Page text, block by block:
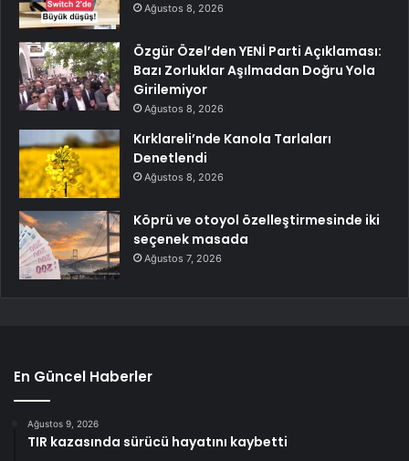
Ağustos 8, 2026
Özgür Özel’den YENİ Parti Açıklaması:
Bazı Zorluklar Aşılmadan Doğru Yola
Girilemiyor
Ağustos 8, 2026
Kırklareli’nde Kanola Tarlaları
Denetlendi
Ağustos 8, 2026
Köprü ve otoyol özelleştirmesinde iki
seçenek masada
Ağustos 7, 2026
En Güncel Haberler
Ağustos 9, 2026
TIR kazasında sürücü hayatını kaybetti